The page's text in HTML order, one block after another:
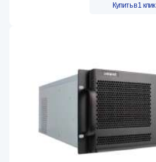
Купить в 1 клик